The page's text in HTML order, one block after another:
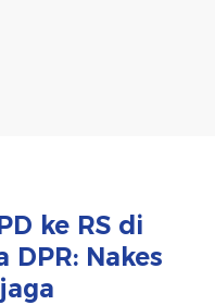
ke RS di
DPR: Nakes